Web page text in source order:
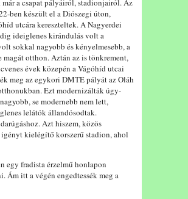
a csapat pályáiról, stadionjairól. Az
ben készült el a Diószegi úton,
utcára kereszteltek. A Nagyerdei
ideiglenes kirándulás volt a
sokkal nagyobb és kényelmesebb, a
magát otthon. Aztán az is tönkrement,
évek közepén a Vágóhíd utcai
meg az egykori DMTE pályát az Oláh
Ezt modernizálták úgy-
se modernebb nem lett,
lelátók állandósodtak.
Azt hiszem, közös
kielégítő korszerű stadion, ahol
egy fradista érzelmű honlapon
itt a végén engedtessék meg a